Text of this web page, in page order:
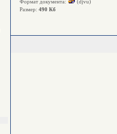
Формат документа:
(djvu)
Размер: 490 Кб